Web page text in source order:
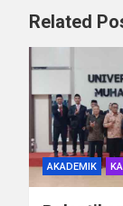
Related
AKADEMIK